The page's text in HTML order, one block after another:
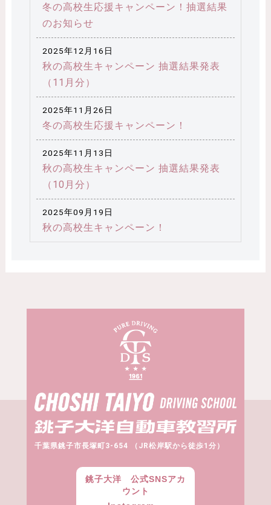
冬の高校生応援キャンペーン！抽選結果
のお知らせ
2025年12月16日
秋の高校生キャンペーン 抽選結果発表
（11月分）
2025年11月26日
冬の高校生応援キャンペーン！
2025年11月13日
秋の高校生キャンペーン 抽選結果発表
（10月分）
2025年09月19日
秋の高校生キャンペーン！
千葉県銚子市長塚町3-654 （JR松岸駅から徒歩1分）
銚子大洋 公式SNSアカ
ウント